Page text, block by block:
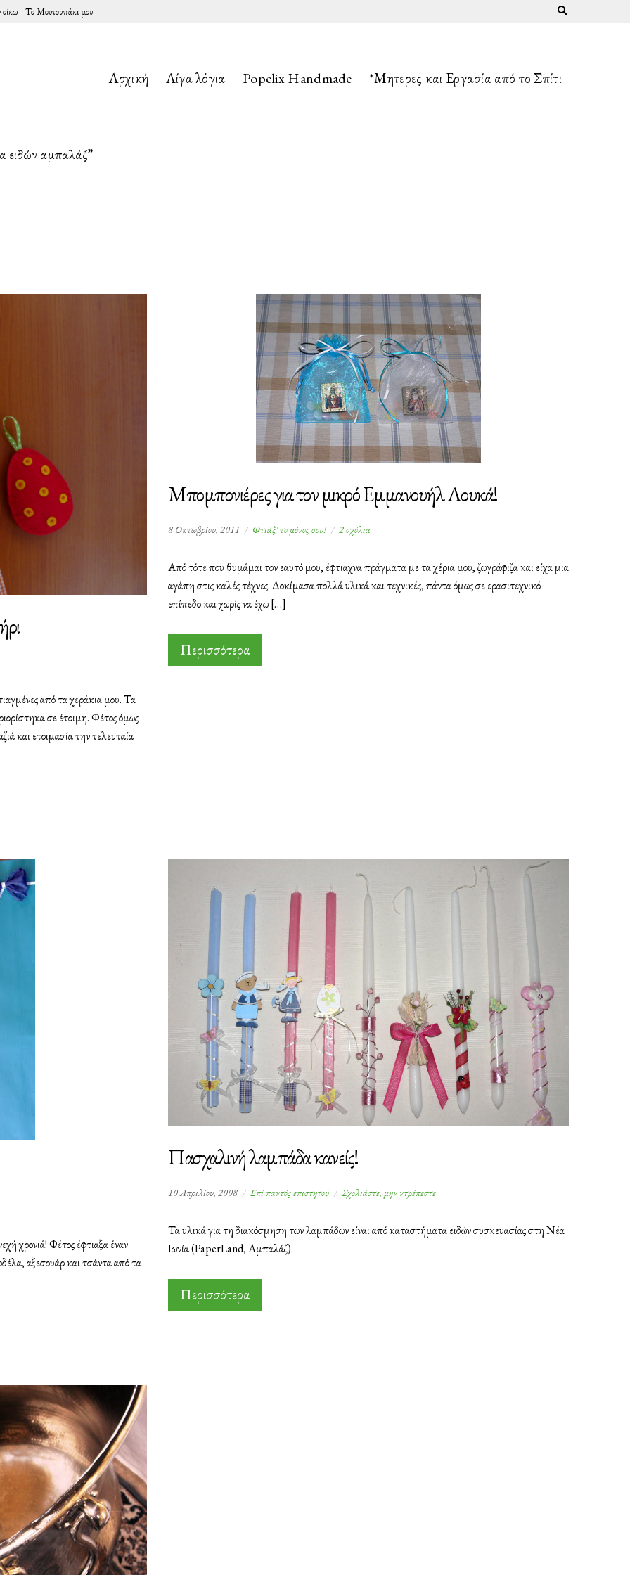
οίκω Το Μουτουπάκι μου Expand search
Αρχική Λίγα λόγια Popelix Handmade *Μητερες και Εργασία από το Σπίτι
ειδών αμπαλάζ”
από τα χεράκια μου. Τα
σε έτοιμη. Φέτος όμως
και ετοιμασία την τελευταία
Μπομπονιέρες για τον μικρό Εμμανουήλ Λουκά!
8 Οκτωβρίου, 2011 Φτιάξ' το μόνος σου! 2 σχόλιαστο
τον
μικρό
Από τότε που θυμάμαι τον εαυτό μου, έφτιαχνα πράγματα με τα χέρια μου, ζωγράφιζα και είχα μια
αγάπη στις καλές τέχνες. Δοκίμασα πολλά υλικά και τεχνικές, πάντα όμως σε ερασιτεχνικό
επίπεδο και χωρίς να έχω […]
Περισσότερα
χρονιά! Φέτος έφτιαξα έναν
αξεσουάρ και τσάντα από τα
Πασχαλινή λαμπάδα κανείς!
10 Απριλίου, 2008 Επί παντός επιστητού Σχολιάστε, μην ντρέπεστεστο
κανείς!
Τα υλικά για τη διακόσμηση των λαμπάδων είναι από καταστήματα ειδών συσκευασίας στη Νέα
Ιωνία (PaperLand, Αμπαλάζ).
Περισσότερα